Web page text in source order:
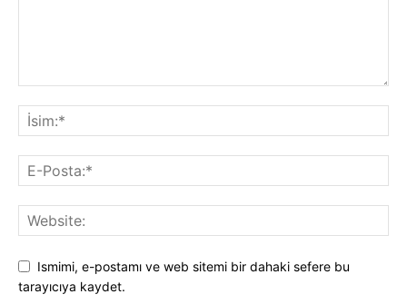
Ismimi, e-postamı ve web sitemi bir dahaki sefere bu
tarayıcıya kaydet.